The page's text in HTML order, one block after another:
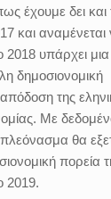
έχουμε δει και
και
2018 υπάρχει
δημοσιονομική
της
Με
θα
πορεία
2019.